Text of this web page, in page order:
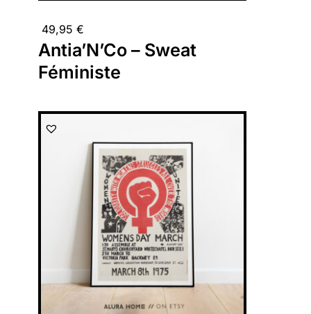
49,95 €
Antia’N’Co – Sweat
Féministe